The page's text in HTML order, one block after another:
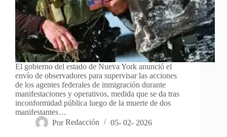
El gobierno del estado de Nueva York anunció el
envío de observadores para supervisar las acciones
de los agentes federales de inmigración durante
manifestaciones y operativos, medida que se da tras
inconformidad pública luego de la muerte de dos
manifestantes…
Por Redacción 05- 02- 2026